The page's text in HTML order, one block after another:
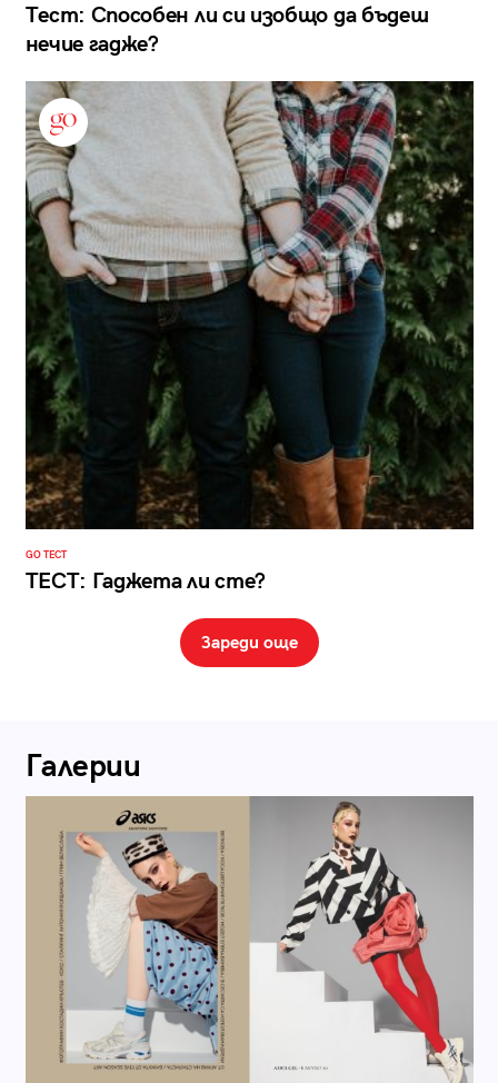
Тест: Способен ли си изобщо да бъдеш
нечие гадже?
GO ТЕСТ
ТЕСТ: Гаджета ли сте?
Зареди още
Галерии